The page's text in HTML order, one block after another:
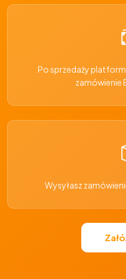
Po sprzedaży
zamówienie
Wysyłasz